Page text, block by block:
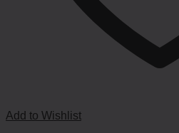
Add to Wishlist